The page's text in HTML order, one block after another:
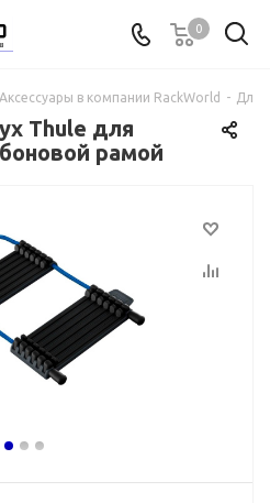
0
Аксессуары в компании RackWorld - Для
Thule для
рамой